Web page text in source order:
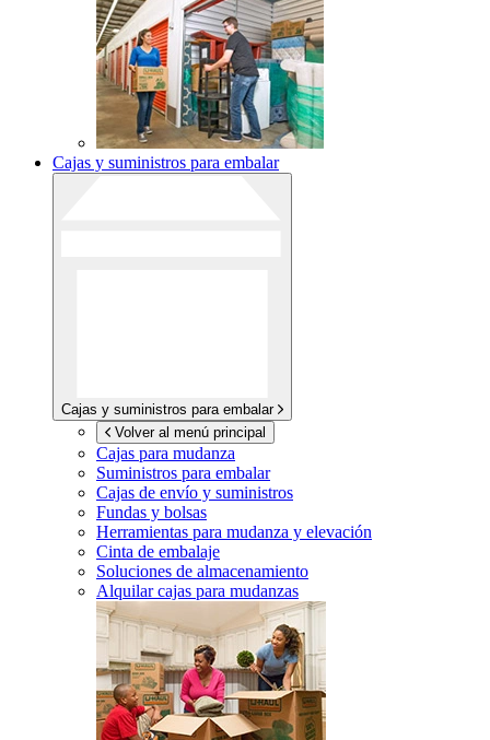
Cajas y suministros para embalar
Cajas y suministros para embalar
Volver al menú principal
Cajas para mudanza
Suministros para embalar
Cajas de envío y suministros
Fundas y bolsas
Herramientas para mudanza y elevación
Cinta de embalaje
Soluciones de almacenamiento
Alquilar cajas para mudanzas